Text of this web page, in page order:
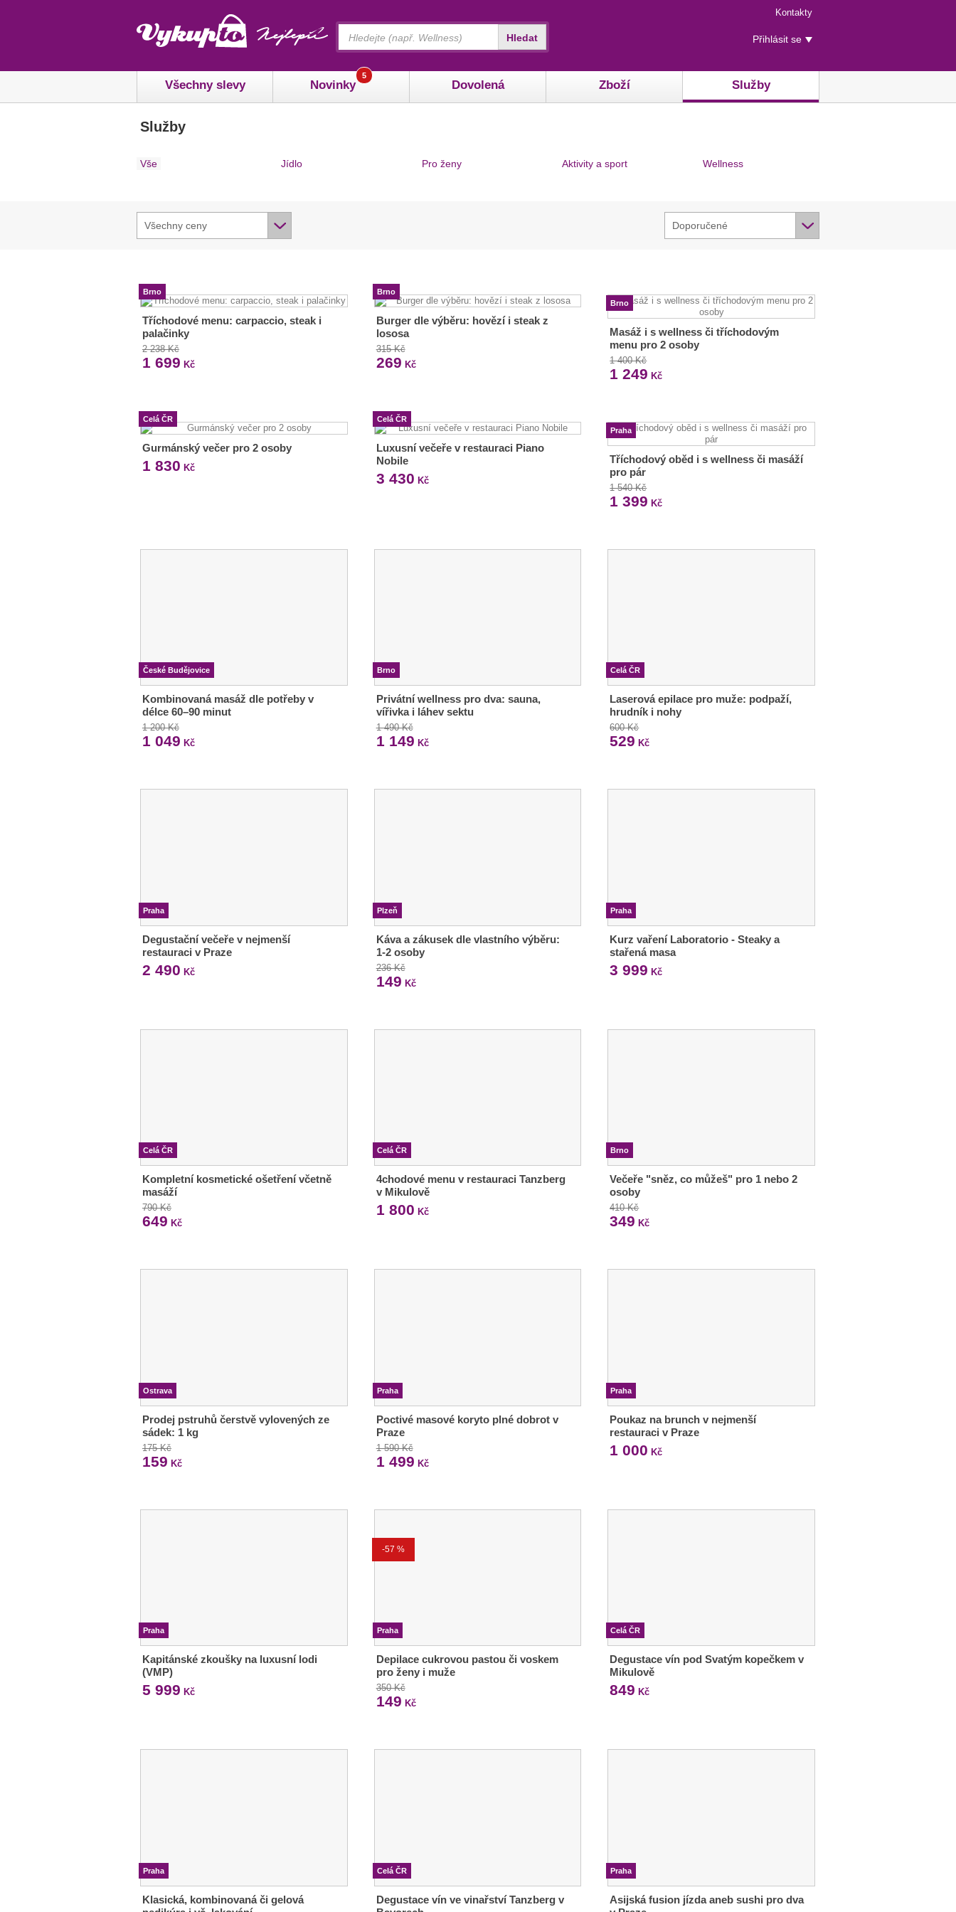
Menu
rychlého
přístupu
Kontakty
Uživatelské
menu
Přihlásit se
Všechny slevy Novinky
5
Dovolená Zboží Služby
Hledat
Služby
Vše Jídlo Pro ženy Aktivity a sport Wellness
Všechny ceny Doporučené
Brno
Tříchodové menu: carpaccio, steak i
palačinky
2 238 Kč
1 699 Kč
Brno
Burger dle výběru: hovězí i steak z
lososa
315 Kč
269 Kč
Brno
Masáž i s wellness či tříchodovým
menu pro 2 osoby
1 400 Kč
1 249 Kč
Celá ČR
Gurmánský večer pro 2 osoby
1 830 Kč
Celá ČR
Luxusní večeře v restauraci Piano
Nobile
3 430 Kč
Praha
Tříchodový oběd i s wellness či masáží
pro pár
1 540 Kč
1 399 Kč
České Budějovice
Kombinovaná masáž dle potřeby v
délce 60–90 minut
1 200 Kč
1 049 Kč
Brno
Privátní wellness pro dva: sauna,
vířivka i láhev sektu
1 490 Kč
1 149 Kč
Celá ČR
Laserová epilace pro muže: podpaží,
hrudník i nohy
600 Kč
529 Kč
Praha
Degustační večeře v nejmenší
restauraci v Praze
2 490 Kč
Plzeň
Káva a zákusek dle vlastního výběru:
1-2 osoby
236 Kč
149 Kč
Praha
Kurz vaření Laboratorio - Steaky a
stařená masa
3 999 Kč
Celá ČR
Kompletní kosmetické ošetření včetně
masáží
790 Kč
649 Kč
Celá ČR
4chodové menu v restauraci Tanzberg
v Mikulově
1 800 Kč
Brno
Večeře "sněz, co můžeš" pro 1 nebo 2
osoby
410 Kč
349 Kč
Ostrava
Prodej pstruhů čerstvě vylovených ze
sádek: 1 kg
175 Kč
159 Kč
Praha
Poctivé masové koryto plné dobrot v
Praze
1 590 Kč
1 499 Kč
Praha
Poukaz na brunch v nejmenší
restauraci v Praze
1 000 Kč
Praha
Kapitánské zkoušky na luxusní lodi
(VMP)
5 999 Kč
-57 %
Praha
Depilace cukrovou pastou či voskem
pro ženy i muže
350 Kč
149 Kč
Celá ČR
Degustace vín pod Svatým kopečkem v
Mikulově
849 Kč
Praha
Klasická, kombinovaná či gelová
Celá ČR
Degustace vín ve vinařství Tanzberg v
Praha
Asijská fusion jízda aneb sushi pro dva